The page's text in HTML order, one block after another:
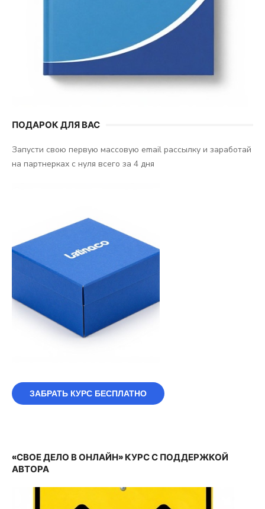
ПОДАРОК ДЛЯ ВАС
Запусти свою первую массовую email рассылку и заработай
на партнерках с нуля всего за 4 дня
ЗАБРАТЬ КУРС БЕСПЛАТНО
«СВОЕ ДЕЛО В ОНЛАЙН» КУРС С ПОДДЕРЖКОЙ
АВТОРА